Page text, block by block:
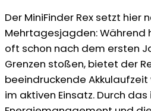
Der MiniFinder Rex setzt hier
Mehrtagesjagden: Während
oft schon nach dem ersten
Grenzen stoßen, bietet der
beeindruckende Akkulaufzeit
im aktiven Einsatz. Durch